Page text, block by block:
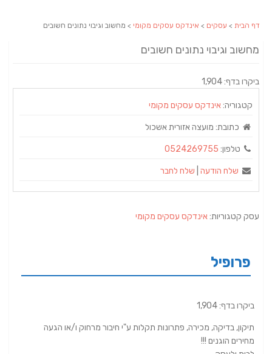
דף הבית > עסקים > אינדקס עסקים מקומי > מחשוב וגיבוי נתונים חשובים
מחשוב וגיבוי נתונים חשובים
ביקרו בדף: 1,904
קטגוריה:אינדקס עסקים מקומי
כתובת: מועצה אזורית אשכול
טלפון: 0524269755
שלח הודעה שלח לחבר
עסק קטגוריות:אינדקס עסקים מקומי
פרופיל
ביקרו בדף: 1,904
תיקון, בדיקה, מכירה, פתרונות תקלות ע"י חיבור מרחוק ו/או הגעה
מחירים הוגנים !!!